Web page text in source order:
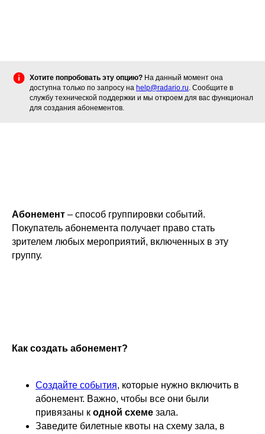
Хотите попробовать эту опцию? На данный момент она
доступна только по запросу на help@radario.ru. Сообщите в
службу технической поддержки и мы откроем для вас функционал
для создания абонементов.
Абонемент – способ группировки событий.
Покупатель абонемента получает право стать
зрителем любых мероприятий, включенных в эту
группу.
Как создать абонемент?
Создайте события, которые нужно включить в
абонемент. Важно, чтобы все они были
привязаны к одной схеме зала.
Заведите билетные квоты на схему зала, в